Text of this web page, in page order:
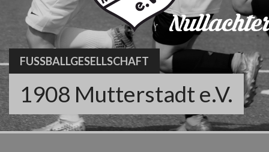
FUSSBALLGESELLSCHAFT
1908 Mutterstadt e.V.